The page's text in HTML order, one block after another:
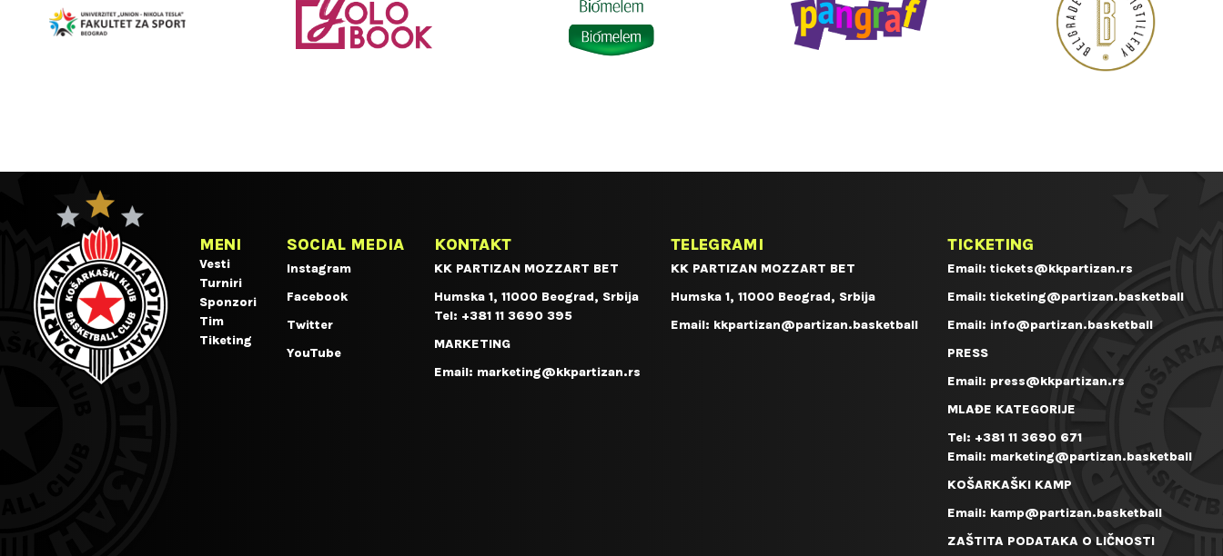
MENI
Vesti
Turniri
Sponzori
Tim
Tiketing
SOCIAL MEDIA
Instagram
Facebook
Twitter
YouTube
KONTAKT
KK PARTIZAN MOZZART BET
Humska 1, 11000 Beograd, Srbija
Tel: +381 11 3690 395
MARKETING
Email: marketing@kkpartizan.rs
TELEGRAMI
KK PARTIZAN MOZZART BET
Humska 1, 11000 Beograd, Srbija
Email: kkpartizan@partizan.basketball
TICKETING
Email:tickets@kkpartizan.rs
Email:ticketing@partizan.basketball
Email: info@partizan.basketball
PRESS
Email: press@kkpartizan.rs
MLAĐE KATEGORIJE
Tel: +381 11 3690 671
Email: marketing@partizan.basketball
KOŠARKAŠKI KAMP
Email: kamp@partizan.basketball
ZAŠTITA PODATAKA O LIČNOSTI